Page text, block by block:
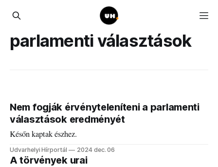
parlamenti választások
Nem fogják érvényteleníteni a parlamenti
választások eredményét
Későn kaptak észhez.
Udvarhelyi Hírportál 2024 dec. 06
A törvények urai